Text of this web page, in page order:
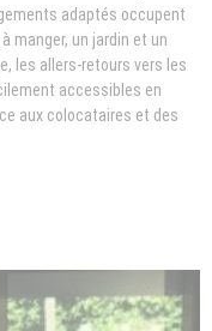
adaptés occupent
manger, un jardin et un
les allers-retours vers les
accessibles en
aux colocataires et des